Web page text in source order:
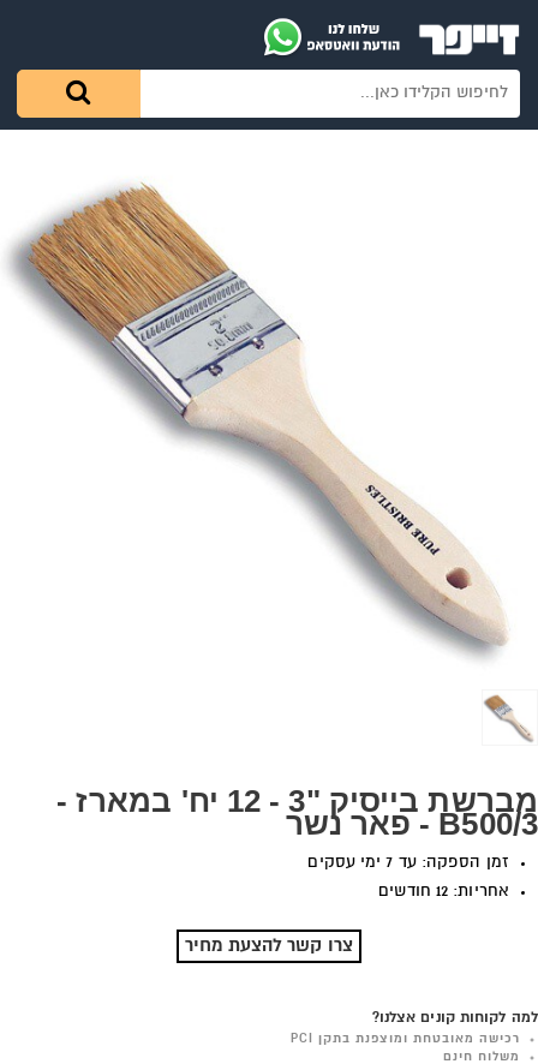
מברשת בייסיק "3 - 12 יח' במארז -
B500/3 - פאר נשר
זמן הספקה: עד 7 ימי עסקים
אחריות: 12 חודשים
צרו קשר להצעת מחיר
למה לקוחות קונים אצלנו?
רכישה מאובטחת ומוצפנת בתקן PCI
משלוח חינם